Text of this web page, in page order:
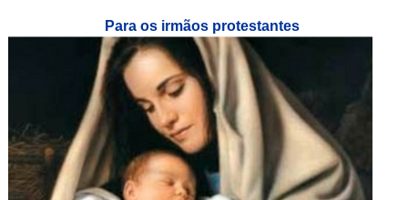
Para os irmãos protestantes